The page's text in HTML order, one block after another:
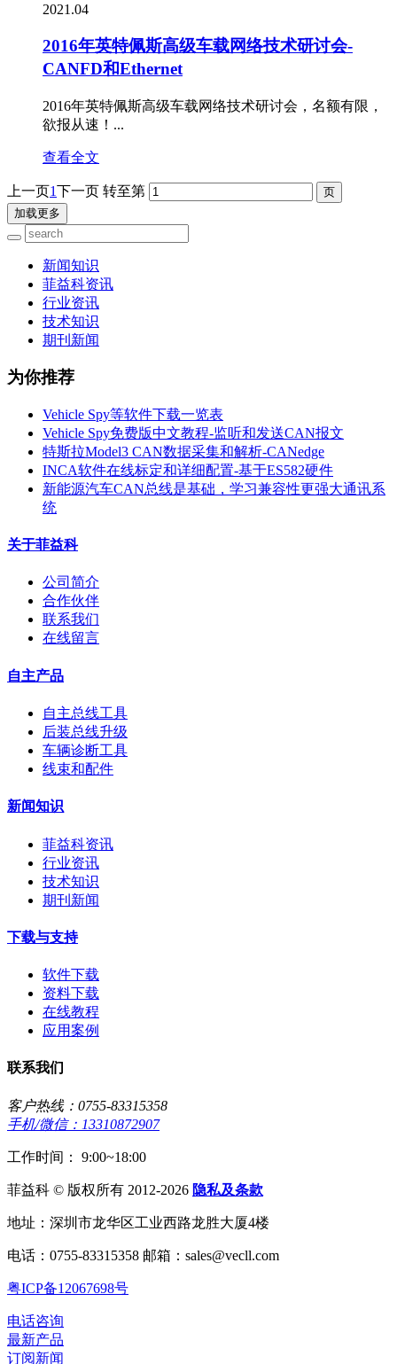
2021.04
2016年英特佩斯高级车载网络技术研讨会-
CANFD和Ethernet
2016年英特佩斯高级车载网络技术研讨会，名额有限，
欲报从速！...
查看全文
上一页1下一页 转至第
加载更多
新闻知识
菲益科资讯
行业资讯
技术知识
期刊新闻
为你推荐
Vehicle Spy等软件下载一览表
Vehicle Spy免费版中文教程-监听和发送CAN报文
特斯拉Model3 CAN数据采集和解析-CANedge
INCA软件在线标定和详细配置-基于ES582硬件
新能源汽车CAN总线是基础，学习兼容性更强大通讯系
统
关于菲益科
公司简介
合作伙伴
联系我们
在线留言
自主产品
自主总线工具
后装总线升级
车辆诊断工具
线束和配件
新闻知识
菲益科资讯
行业资讯
技术知识
期刊新闻
下载与支持
软件下载
资料下载
在线教程
应用案例
联系我们
客户热线：0755-83315358
手机/微信：13310872907
工作时间： 9:00~18:00
菲益科 © 版权所有 2012-2026 隐私及条款
地址：深圳市龙华区工业西路龙胜大厦4楼
电话：0755-83315358 邮箱：sales@vecll.com
粤ICP备12067698号
电话咨询
最新产品
订阅新闻